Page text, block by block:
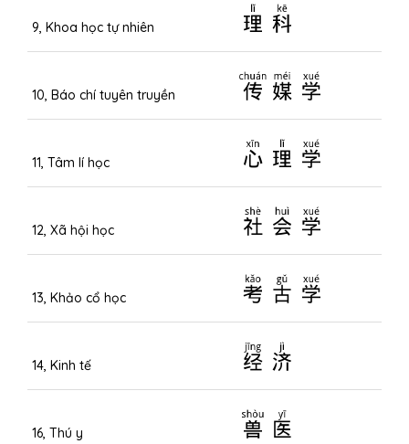
9, Khoa học tự nhiên 理科
10, Báo chí tuyên truyền 传媒学
11, Tâm lí học 心理学
12, Xã hội học 社会学
13, Khảo cổ học 考古学
14, Kinh tế 经济
16, Thú y 兽医